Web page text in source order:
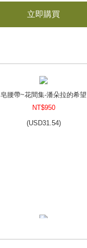
立即購買
皂腰帶~花間集-潘朵拉的希望
NT$950
(USD31.54)